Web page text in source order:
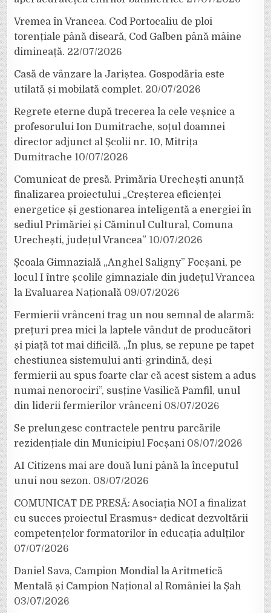
Vremea în Vrancea. Cod Portocaliu de ploi
torențiale până diseară, Cod Galben până mâine
dimineață. 22/07/2026
Casă de vânzare la Jariștea. Gospodăria este
utilată și mobilată complet. 20/07/2026
Regrete eterne după trecerea la cele veșnice a
profesorului Ion Dumitrache, soțul doamnei
director adjunct al Școlii nr. 10, Mitrița
Dumitrache 10/07/2026
Comunicat de presă. Primăria Urechești anunță
finalizarea proiectului „Creșterea eficienței
energetice și gestionarea inteligentă a energiei în
sediul Primăriei și Căminul Cultural, Comuna
Urechești, județul Vrancea” 10/07/2026
Școala Gimnazială „Anghel Saligny” Focșani, pe
locul I între școlile gimnaziale din județul Vrancea
la Evaluarea Națională 09/07/2026
Fermierii vrânceni trag un nou semnal de alarmă:
prețuri prea mici la laptele vândut de producători
și piață tot mai dificilă. „În plus, se repune pe tapet
chestiunea sistemului anti-grindină, deși
fermierii au spus foarte clar că acest sistem a adus
numai nenorociri”, susține Vasilică Pamfil, unul
din liderii fermierilor vrânceni 08/07/2026
Se prelungesc contractele pentru parcările
rezidențiale din Municipiul Focșani 08/07/2026
AI Citizens mai are două luni până la începutul
unui nou sezon. 08/07/2026
COMUNICAT DE PRESĂ: Asociația NOI a finalizat
cu succes proiectul Erasmus+ dedicat dezvoltării
competențelor formatorilor în educația adulților
07/07/2026
Daniel Sava, Campion Mondial la Aritmetică
Mentală și Campion Național al României la Șah
03/07/2026